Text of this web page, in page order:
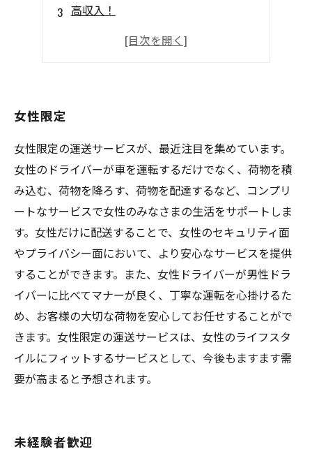
高収入！
プライベート充実
女性限定
女性限定の運送サービスが、最近注目を集めています。
女性のドライバーが車を運転するだけでなく、荷物を積
み込む、荷物を降ろす、荷物を配達するなど、コンプリ
ートなサービスで女性のみなさまの生活をサポートしま
す。女性だけに配送することで、女性のセキュリティ面
やプライバシー面において、より安心なサービスを提供
することができます。また、女性ドライバーが男性ドラ
イバーに比べてマナーが良く、丁寧な運転を心掛けるた
め、お客様の大切な荷物を安心してお任せすることがで
きます。女性限定の運送サービスは、女性のライフスタ
イルにフィットするサービスとして、今後もますます需
要が高まると予想されます。
未経験者歓迎